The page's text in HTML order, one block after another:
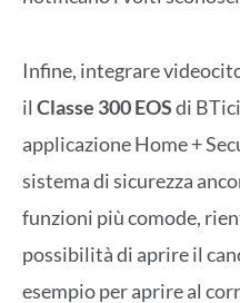
Infine, integrare
il Classe 300 EOSdi
applicazione Home +
sistema di sicurezza
funzioni più comode,
possibilità di aprire il
esempio per aprire al